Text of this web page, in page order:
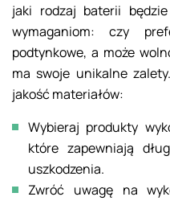
jaki rodzaj baterii
wymaganiom: czy
podtynkowe, a może
ma swoje unikalne
jakość materiałów:
Wybieraj produkty
które zapewniają
uszkodzenia.
Zwróć uwagę na